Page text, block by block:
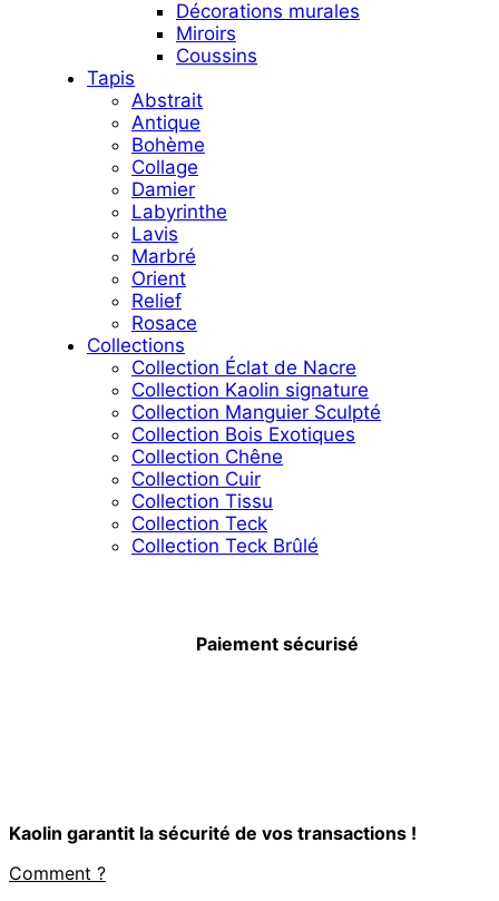
Décorations murales
Miroirs
Coussins
Tapis
Abstrait
Antique
Bohème
Collage
Damier
Labyrinthe
Lavis
Marbré
Orient
Relief
Rosace
Collections
Collection Éclat de Nacre
Collection Kaolin signature
Collection Manguier Sculpté
Collection Bois Exotiques
Collection Chêne
Collection Cuir
Collection Tissu
Collection Teck
Collection Teck Brûlé
Paiement sécurisé
Kaolin garantit la sécurité de vos transactions !
Comment ?